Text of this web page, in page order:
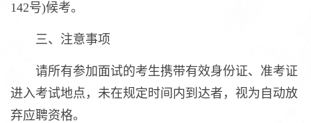
142号)候考。
三、注意事项
请所有参加面试的考生携带有效身份证、准考证
进入考试地点，未在规定时间内到达者，视为自动放
弃应聘资格。